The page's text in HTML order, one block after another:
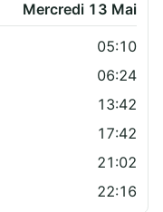
Mercredi 13 Mai
05:10
06:24
13:42
17:42
21:02
22:16